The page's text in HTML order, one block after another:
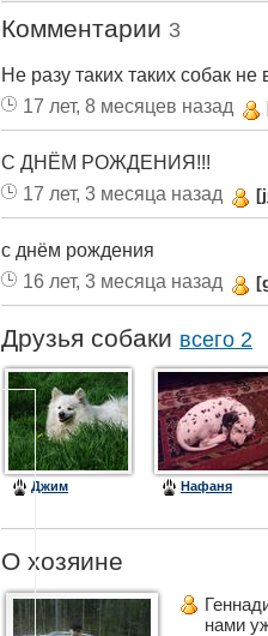
Комментарии 3
Не разу таких таких собак не
17 лет, 8 месяцев назад
С ДНЁМ РОЖДЕНИЯ!!!
17 лет, 3 месяца назад
с днём рождения
16 лет, 3 месяца назад
Друзья собаки всего 2
Джим Нафаня
О хозяине
нами